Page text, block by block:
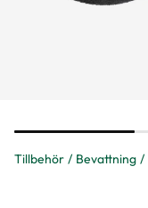
Tillbehör Bevattning